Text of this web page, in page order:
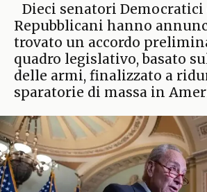
Dieci senatori Democratici
Repubblicani hanno
trovato un accordo
quadro legislativo, basato
delle armi, finalizzato a
sparatorie di massa in